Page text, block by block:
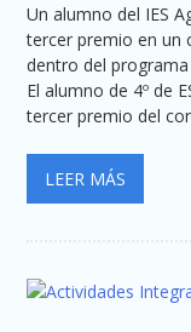
Un alumno del IES
tercer premio en un
dentro del
El alumno de 4º de
tercer premio del
LEER MÁS